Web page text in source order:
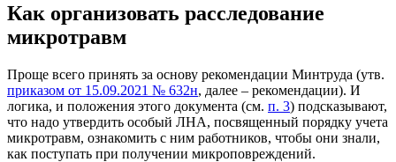
Как организовать расследование
микротравм
Проще всего принять за основу рекомендации Минтруда (утв.
приказом от 15.09.2021 № 632н, далее – рекомендации). И
логика, и положения этого документа (см. п. 3) подсказывают,
что надо утвердить особый ЛНА, посвященный порядку учета
микротравм, ознакомить с ним работников, чтобы они знали,
как поступать при получении микроповреждений.